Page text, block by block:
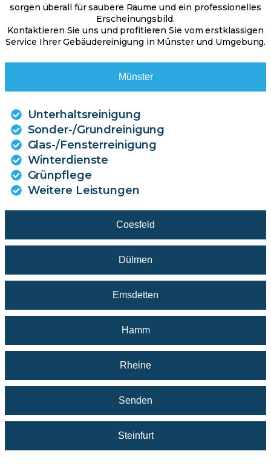
sorgen überall für saubere Räume und ein professionelles
Erscheinungsbild.
Kontaktieren Sie uns und profitieren Sie vom erstklassigen
Service Ihrer Gebäudereinigung in Münster und Umgebung.
Münster
Coesfeld
Dülmen
Emsdetten
Hamm
Rheine
Senden
Steinfurt
Winterdienste
Grünpflege
Weitere Leistungen
Unterhaltsreinigung
Sonder-/Grundreinigung
Glas-/Fensterreinigung